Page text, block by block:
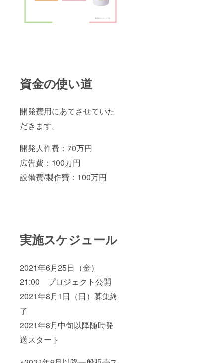
資金の使い道
開発費用にあてさせていた
だきます。
開発人件費：70万円
広告費：100万円
設備費/製作費：100万円
実施スケジュール
2021年6月25日（金）
21:00 プロジェクト公開
2021年8月1日（日）募集終
了
2021年8月中旬以降随時発
送スタート